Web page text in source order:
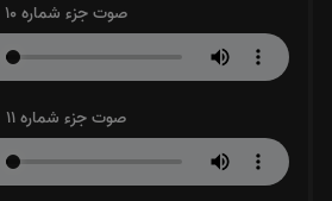
صوت جزء شماره 10
صوت جزء شماره 11